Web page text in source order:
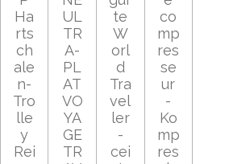
Ha
rts
ch
ale
n-
Tro
lle
y
Rei
UL
TR
A-
PL
AT
VO
YA
GE
TR
te
W
orl
d
Tra
vel
ler
-
cei
co
mp
res
se
ur
-
Ko
mp
res